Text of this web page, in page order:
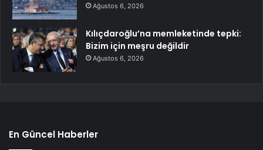
Ağustos 6, 2026
Kılıçdaroğlu’na memleketinde tepki:
Bizim için meşru değildir
Ağustos 6, 2026
En Güncel Haberler